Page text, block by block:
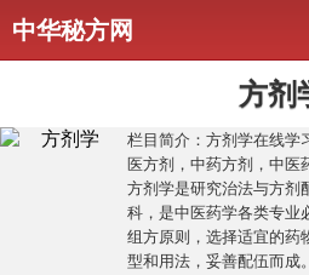
中华秘方网
方剂
栏目简介：方剂学在线学
医方剂，中药方剂，中医
方剂学是研究治法与方剂
科，是中医药学各类专业
组方原则，选择适宜的药
型和用法，妥善配伍而成